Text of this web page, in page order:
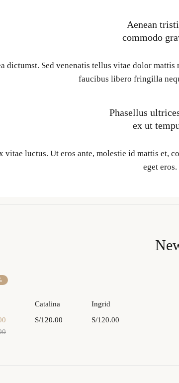
Aenean
commodo
dictumst. Sed venenatis tellus vitae dolor
faucibus libero fringilla
Phasellus
ex ut
vitae luctus. Ut eros ante, molestie id mattis et,
eget eros.
Catalina
S/120.00
Ingrid
S/120.00